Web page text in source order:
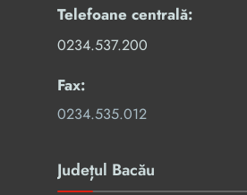
Telefoane centrală:
0234.537.200
Fax:
0234.535.012
Județul Bacău